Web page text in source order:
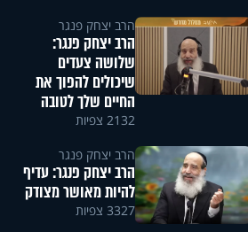
הרב יצחק פנגר
הרב יצחק פנגר:
שלושה צעדים
שיכולים להפוך את
החיים שלך לטובה
2132 צפיות
הרב יצחק פנגר
הרב יצחק פנגר: עדיף
להיות מאושר מצודק
3327 צפיות